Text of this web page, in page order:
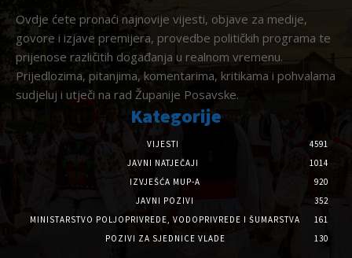
Ovdje ćete pronaći najnovije vijesti, objave za medije,
govore i izjave premijera, provedbe političkih programa te
prijenose različitih događanja u realnom vremenu.
Prijedlozima, pitanjima, komentarima, kritikama i pohvalama
sudjeluj i utječi na rad Županije Posavske.
Kategorije
VIJESTI
4591
JAVNI NATJEČAJI
1014
IZVJEŠĆA MUP-A
920
JAVNI POZIVI
352
MINISTARSTVO POLJOPRIVREDE, VODOPRIVREDE I ŠUMARSTVA
161
POZIVI ZA SJEDNICE VLADE
130